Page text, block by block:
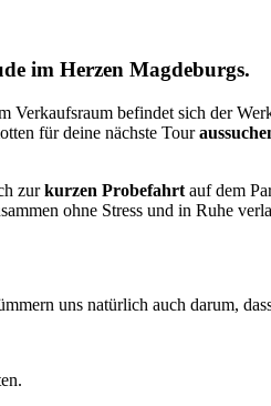
im Herzen Magdeburgs.
Verkaufsraum befindet sich der
für deine nächste Tour
zurkurzen Probefahrt auf dem
ohne Stress und in Ruhe
uns natürlich auch darum,